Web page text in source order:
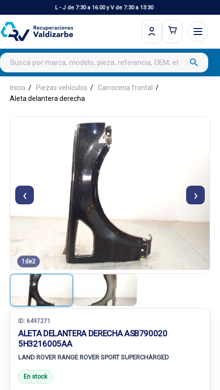
L - J de 7:30 a 16:00 y V de 7:30 a 13:30
Buscar productos search
Inicio Piezas vehículos
Carroceria frontal
Aleta delantera derecha
‹ ›
1 de2
ID: 6497271
ALETA DELANTERA DERECHA ASB790020
5H3216005AA
LAND ROVER RANGE ROVER SPORT SUPERCHARGED
En stock